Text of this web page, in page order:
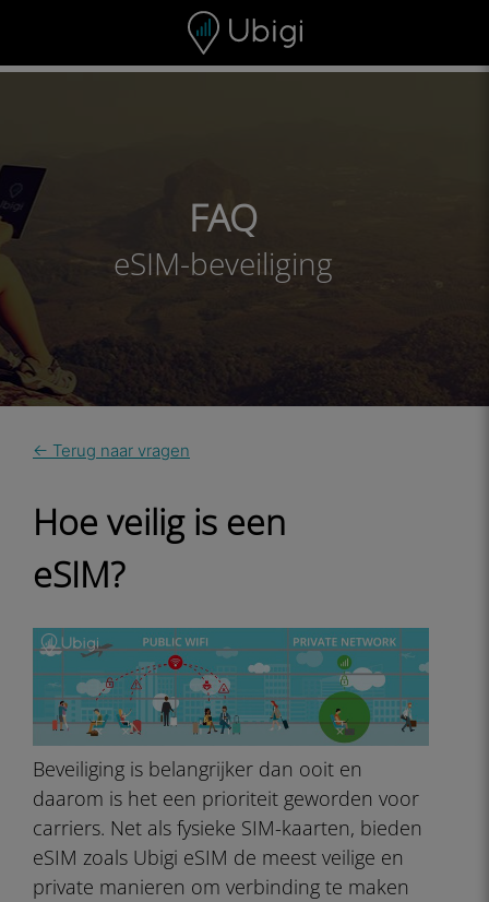
Navigatiebalk Voettekst
FAQ
eSIM-beveiliging
← Terug naar vragen
Hoe veilig is een
eSIM?
Beveiliging is belangrijker dan ooit en
daarom is het een prioriteit geworden voor
carriers. Net als fysieke SIM-kaarten, bieden
eSIM zoals Ubigi eSIM de meest veilige en
private manieren om verbinding te maken